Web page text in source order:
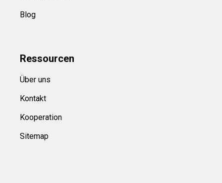
Blog
Ressourcen
Über uns
Kontakt
Kooperation
Sitemap